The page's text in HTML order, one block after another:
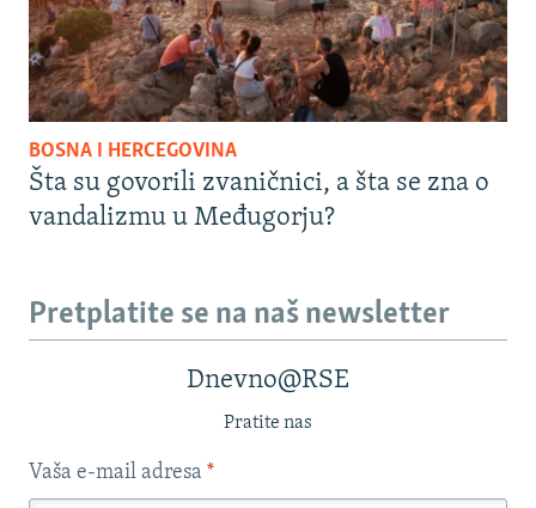
BOSNA I HERCEGOVINA
Šta su govorili zvaničnici, a šta se zna o
vandalizmu u Međugorju?
Pretplatite se na naš newsletter
Dnevno@RSE
Pratite nas
Vaša e-mail adresa *